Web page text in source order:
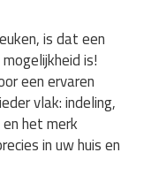
is dat een
is!
een ervaren
vlak: indeling,
het merk
in uw huis en